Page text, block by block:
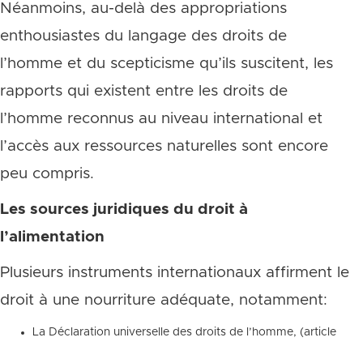
Néanmoins, au-delà des appropriations
enthousiastes du langage des droits de
l’homme et du scepticisme qu’ils suscitent, les
rapports qui existent entre les droits de
l’homme reconnus au niveau international et
l’accès aux ressources naturelles sont encore
peu compris.
Les sources juridiques du droit à
l’alimentation
Plusieurs instruments internationaux affirment le
droit à une nourriture adéquate, notamment:
La Déclaration universelle des droits de l’homme, (article